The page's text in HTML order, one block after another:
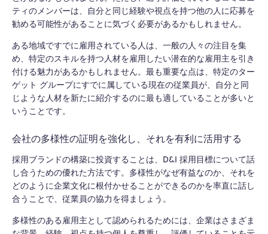
ティのメンバーは、自分と同じ経験や視点を持つ他の人に応募を
勧める可能性があることに気づく必要があるかもしれません。
ある地域ですでに雇用されている人は、一般の人々の注目を集
め、特定のスキルを持つ人材を雇用したい潜在的な雇用主を引き
付ける魅力があるかもしれません。最も重要な点は、特定のター
ゲット グループにすでに属している現在の従業員が、自分と同
じような人材を新たに紹介するのに最も適していることが多いと
いうことです。
会社の多様性の証明を強化し、それを有利に活用する
採用ブランドの構築に投資することは、D&I 採用目標について話
し合うための優れた方法です。多様性がなぜ有益なのか、それを
どのように企業文化に根付かせることができるのかを率直に話し
合うことで、従業員の協力を得ましょう。
多様性のある雇用主として認められるためには、企業はさまざま